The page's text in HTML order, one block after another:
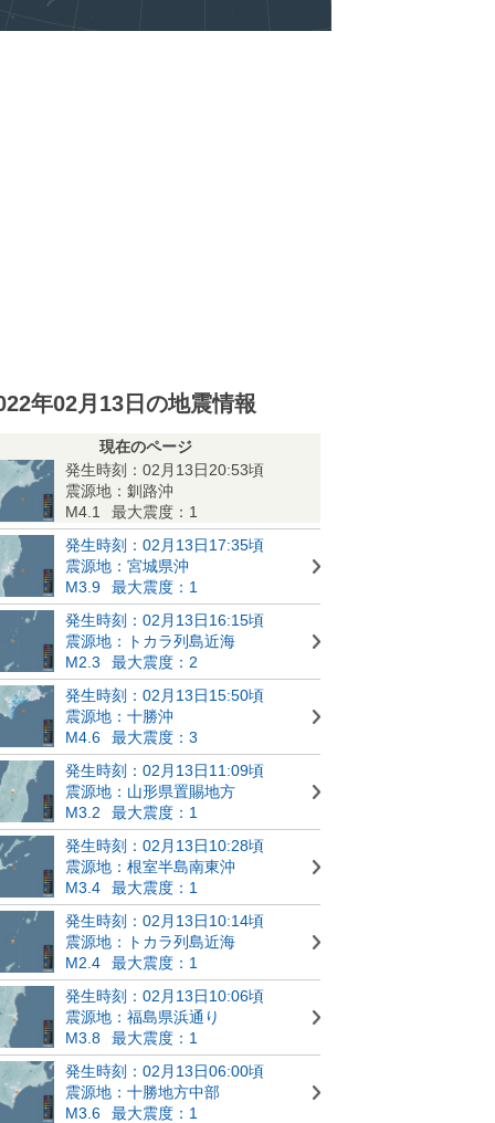
年02月13日の地震情報
現在のページ
発生時刻：02月13日20:53頃
震源地：釧路沖
M4.1
最大震度：1
発生時刻：02月13日17:35頃
震源地：宮城県沖
M3.9
最大震度：1
発生時刻：02月13日16:15頃
震源地：トカラ列島近海
M2.3
最大震度：2
発生時刻：02月13日15:50頃
震源地：十勝沖
M4.6
最大震度：3
発生時刻：02月13日11:09頃
震源地：山形県置賜地方
M3.2
最大震度：1
発生時刻：02月13日10:28頃
震源地：根室半島南東沖
M3.4
最大震度：1
発生時刻：02月13日10:14頃
震源地：トカラ列島近海
M2.4
最大震度：1
発生時刻：02月13日10:06頃
震源地：福島県浜通り
M3.8
最大震度：1
発生時刻：02月13日06:00頃
震源地：十勝地方中部
M3.6
最大震度：1